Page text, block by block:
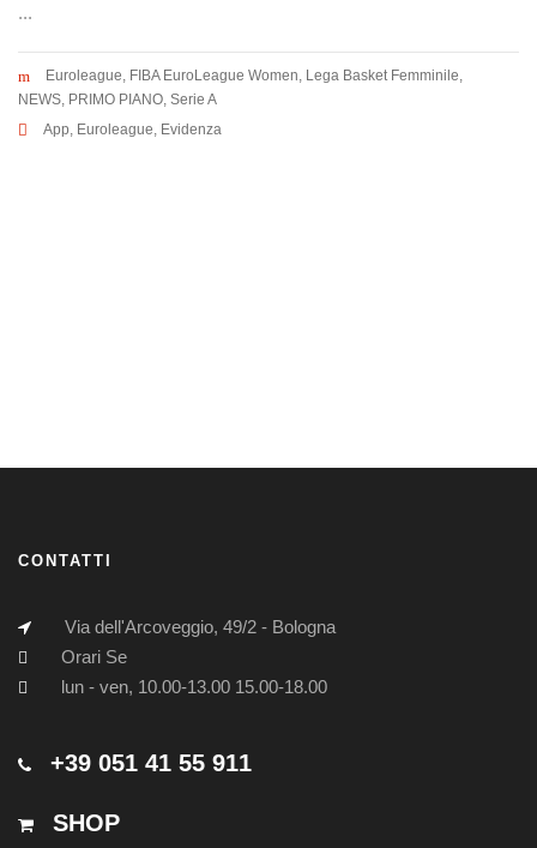
...
Euroleague FIBA EuroLeague Women Lega Basket Femminile
NEWS PRIMO PIANO Serie A
App Euroleague Evidenza
CONTATTI
Via dell'Arcoveggio, 49/2 - Bologna
Orari Se
lun - ven, 10.00-13.00 15.00-18.00
+39 051 41 55 911
SHOP